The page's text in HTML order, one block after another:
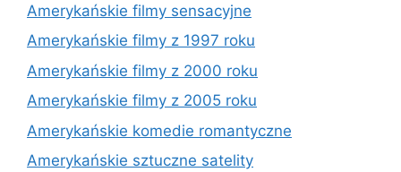
Amerykańskie filmy sensacyjne
Amerykańskie filmy z 1997 roku
Amerykańskie filmy z 2000 roku
Amerykańskie filmy z 2005 roku
Amerykańskie komedie romantyczne
Amerykańskie sztuczne satelity